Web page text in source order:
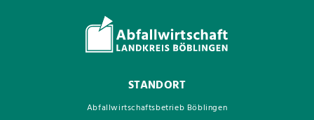
STANDORT
Abfallwirtschaftsbetrieb Böblingen